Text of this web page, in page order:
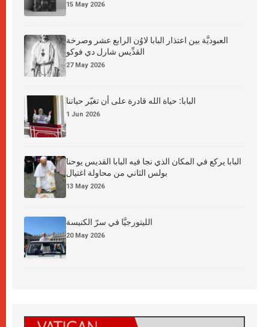
15 May 2026
العبوديَّة بين اعتذار البابا لاوُن الرابع عشر وصرخة
القدِّيس شارل دي فوكو
27 May 2026
البابا: حياة الله قادرة على أن تغيّر حياتنا
1 Jun 2026
البابا يركع في المكان الذي نجا فيه البابا القديس يوحنا
بولس الثاني من محاولة اغتيال
13 May 2026
الليتورجيَّا في سرّ الكنيسة
20 May 2026